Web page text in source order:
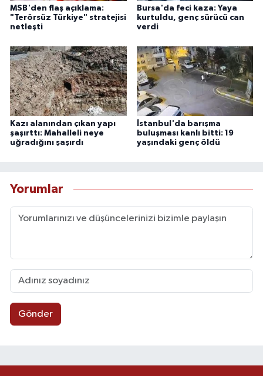
MSB'den flaş açıklama:
"Terörsüz Türkiye" stratejisi
netleşti
Bursa'da feci kaza: Yaya
kurtuldu, genç sürücü can
verdi
Kazı alanından çıkan yapı
şaşırttı: Mahalleli neye
uğradığını şaşırdı
İstanbul'da barışma
buluşması kanlı bitti: 19
yaşındaki genç öldü
Yorumlar
Gönder